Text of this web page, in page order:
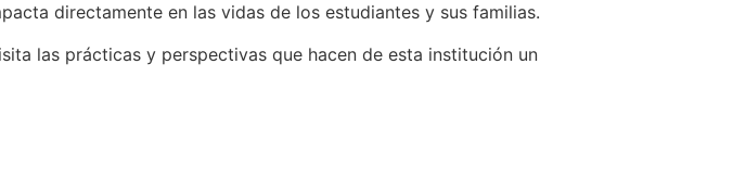
directamente en las vidas de los estudiantes y sus familias.
las prácticas y perspectivas que hacen de esta institución un